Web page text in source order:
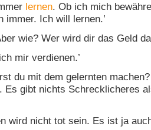
lernen. Ob ich mich
immer. Ich will lernen.’
wie? Wer wird dir das Geld
mir verdienen.’
du mit dem gelernten
Es gibt nichts Schrecklicheres
wird nicht tot sein. Es ist ja